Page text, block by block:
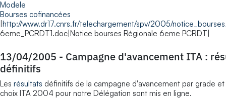
Modele
Bourses cofinancées
http://www.dr17.cnrs.fr/telechargement/spv/2005/
6eme_PCRDT1.doc|Notice bourses Régionale 6eme PCRDT|
13/04/2005 - Campagne d'avancement ITA :
définitifs
Les résultats définitifs de la campagne d'avancement par grade
choix ITA 2004 pour notre Délégation sont mis en ligne.